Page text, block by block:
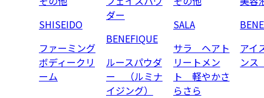
SHISEIDO
ファーミング
ボディークリ
ーム
ダー
BENEFIQUE
ルースパウダ
ー （ルミナ
イジング）
SALA
サラ ヘアト
リートメン
ト 軽やかさ
らさら
アイ
ン